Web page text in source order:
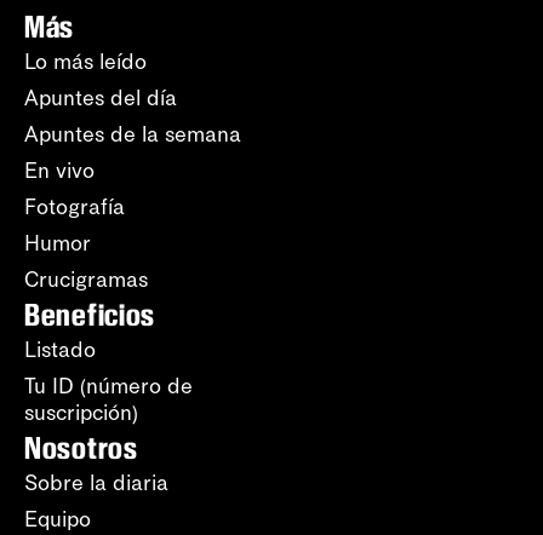
Más
Lo más leído
Apuntes del día
Apuntes de la semana
En vivo
Fotografía
Humor
Crucigramas
Beneficios
Listado
Tu ID (número de
suscripción)
Nosotros
Sobre la diaria
Equipo